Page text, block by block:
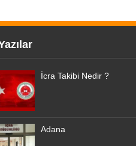
İcra Takibi Nedir ?
Adana